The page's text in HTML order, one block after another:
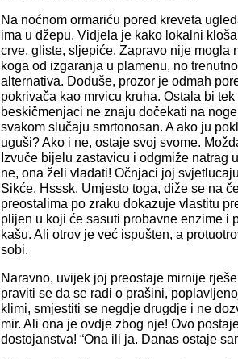
Na noćnom ormariću pored kreveta
ima u džepu. Vidjela je kako lokalni
crve, gliste, sljepiće. Zapravo nije mogla
koga od izgaranja u plamenu, no
alternativa. Doduše, prozor je odmah
pokrivača kao mrvicu kruha. Ostala bi
beskičmenjaci ne znaju dočekati na
svakom slučaju smrtonosan. A ako ju
uguši? Ako i ne, ostaje svoj svome.
Izvuče bijelu zastavicu i odgmiže natrag
ne, ona želi vladati! Očnjaci joj
Sikće. Hsssk. Umjesto toga, diže se na
preostalima po zraku dokazuje vlastitu
plijen u koji će sasuti probavne enzime i
kašu. Ali otrov je već ispušten, a
sobi.
Naravno, uvijek joj preostaje mirnije
praviti se da se radi o prašini,
klimi, smjestiti se negdje drugdje i ne
mir. Ali ona je ovdje zbog nje! Ovo
dostojanstva! “Ona ili ja. Danas ostaje